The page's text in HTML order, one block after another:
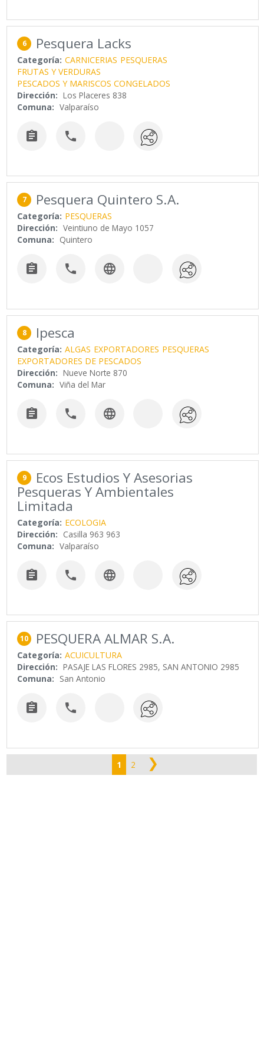
6 Pesquera Lacks
Categoría: CARNICERIAS PESQUERAS
FRUTAS Y VERDURAS
PESCADOS Y MARISCOS CONGELADOS
Dirección: Los Placeres 838
Comuna: Valparaíso
 
7 Pesquera Quintero S.A.
Categoría: PESQUERAS
Dirección: Veintiuno de Mayo 1057
Comuna: Quintero
  
8 Ipesca
Categoría: ALGAS EXPORTADORES PESQUERAS
EXPORTADORES DE PESCADOS
Dirección: Nueve Norte 870
Comuna: Viña del Mar
  
9 Ecos Estudios Y Asesorias
Pesqueras Y Ambientales
Limitada
Categoría: ECOLOGIA
Dirección: Casilla 963 963
Comuna: Valparaíso
  
10 PESQUERA ALMAR S.A.
Categoría: ACUICULTURA
Dirección: PASAJE LAS FLORES 2985, SAN ANTONIO 2985
Comuna: San Antonio
 
1 2 ❯